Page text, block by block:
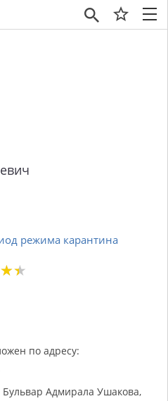
×
режима карантина
★★
★★
по адресу:
Адмирала Ушакова,